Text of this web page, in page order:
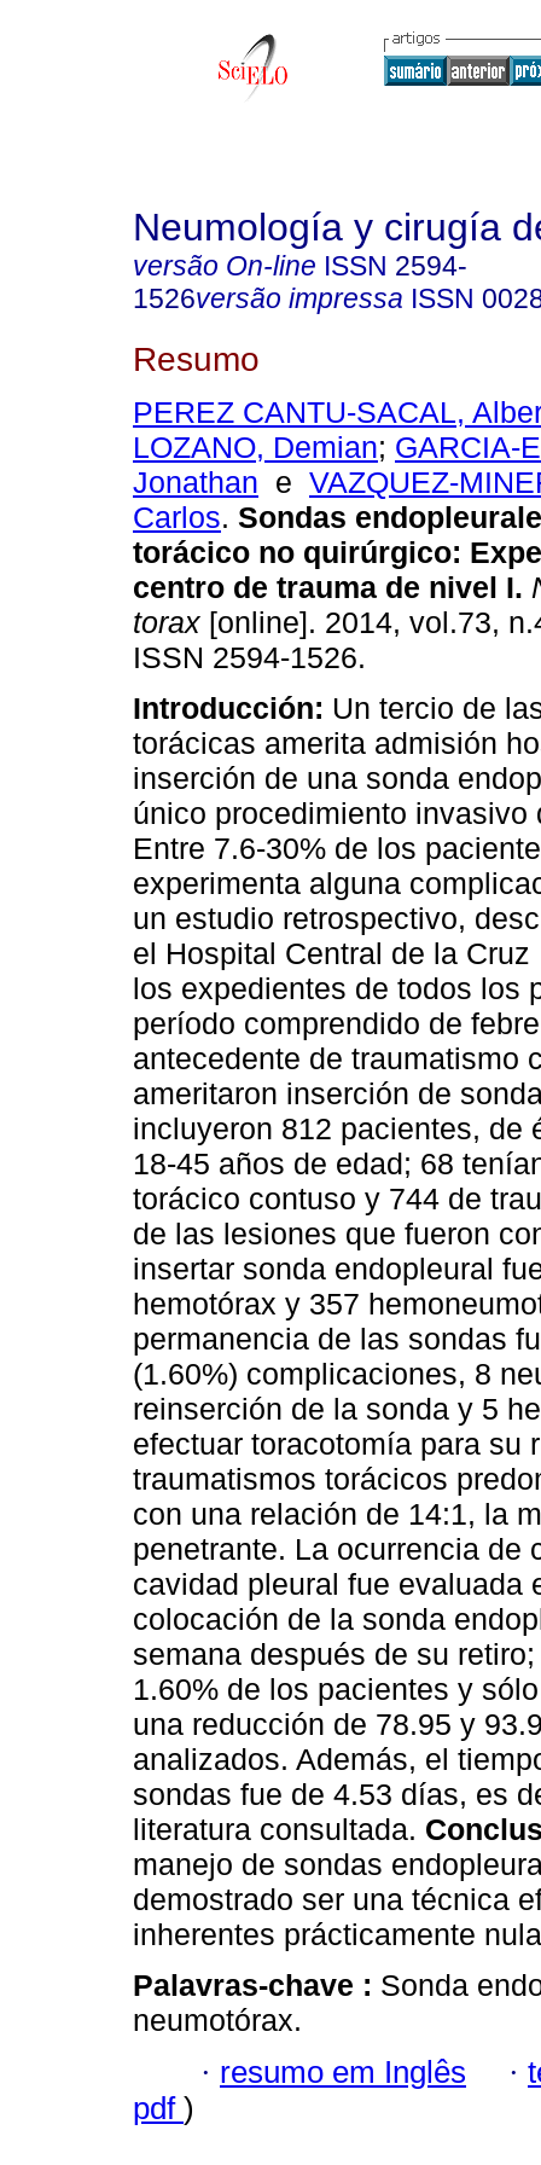
Neumología y cirugía
versão On-line ISSN 2594-
1526versão impressa ISSN
Resumo
PEREZ CANTU-SACAL,
LOZANO, Demian; GARCIA-
Jonathan e VAZQUEZ-
Carlos. Sondas
torácico no quirúrgico:
centro de trauma de nivel I.
torax [online]. 2014, vol.73,
ISSN 2594-1526.
Introducción: Un tercio de
torácicas amerita admisión
inserción de una sonda
único procedimiento
Entre 7.6-30% de los
experimenta alguna
un estudio retrospectivo,
el Hospital Central de la
los expedientes de todos los
período comprendido de
antecedente de traumatismo
ameritaron inserción de
incluyeron 812 pacientes, de
18-45 años de edad; 68
torácico contuso y 744 de
de las lesiones que fueron
insertar sonda endopleural
hemotórax y 357
permanencia de las sondas
(1.60%) complicaciones, 8
reinserción de la sonda y 5
efectuar toracotomía para su
traumatismos torácicos
con una relación de 14:1, la
penetrante. La ocurrencia de
cavidad pleural fue evaluada
colocación de la sonda
semana después de su
1.60% de los pacientes y
una reducción de 78.95 y
analizados. Además, el
sondas fue de 4.53 días, es
literatura consultada.
manejo de sondas
demostrado ser una técnica
inherentes prácticamente
Palavras-chave : Sonda
neumotórax.
· resumo em Inglês ·
pdf )